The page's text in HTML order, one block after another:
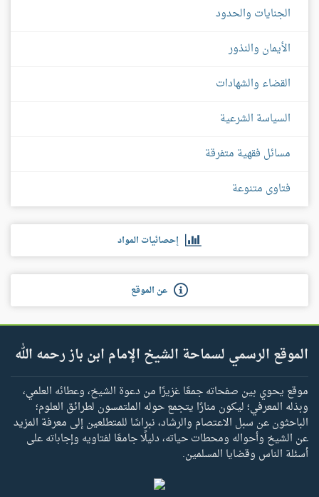
الجنايات والحدود
الأيمان والنذور
القضاء والشهادات
السياسة الشرعية
مسائل فقهية متفرقة
فتاوى متنوعة
إحصائيات المواد
عن الموقع
الموقع الرسمي لسماحة الشيخ الإمام ابن باز رحمه الله
موقع يحوي بين صفحاته جمعًا غزيرًا من دعوة الشيخ، وعطائه العلمي،
وبذله المعرفي؛ ليكون منارًا يتجمع حوله الملتمسون لطرائق العلوم؛
الباحثون عن سبل الاعتصام والرشاد، نبراسًا للمتطلعين إلى معرفة المزيد
عن الشيخ وأحواله ومحطات حياته، دليلًا جامعًا لفتاويه وإجاباته على
أسئلة الناس وقضايا المسلمين.